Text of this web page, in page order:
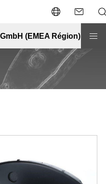
(EMEA Région)